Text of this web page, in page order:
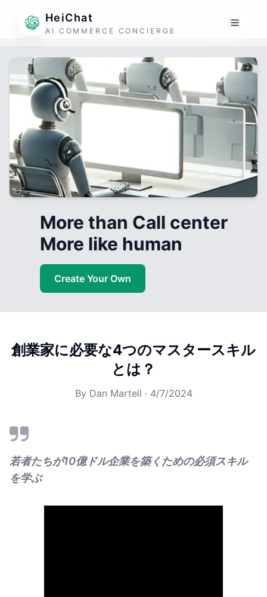
HeiChat
AI COMMERCE CONCIERGE
More than Call center
More like human
Create Your Own
創業家に必要な4つのマスタースキル
とは？
By Dan Martell · 4/7/2024
若者たちが10億ドル企業を築くための必須スキル
を学ぶ